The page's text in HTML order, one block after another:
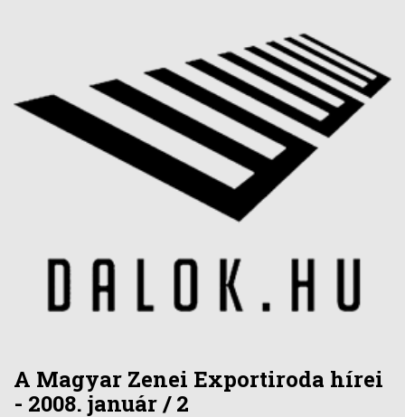
A Magyar Zenei Exportiroda hírei
- 2008. január / 2